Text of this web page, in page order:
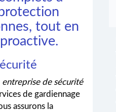
tout en
entreprise de sécurité
de gardiennage
assurons la